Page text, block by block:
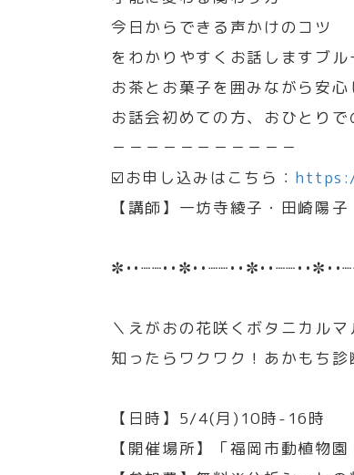
今日からできる声かけのコツ
をわかりやすくお話しますブル
お茶とお菓子を囲みながら安
お話会初めての方、おひとり
－－－－－－－－－－－
☑️お申し込みはこちら：
【講師】一坊寺綾子・田崎陽子
＼えがおの花咲くボタニカルマ
知ったらワクワク！あかもち診
【日時】5/4(月)10時-16時
【開催場所】「福岡市動植